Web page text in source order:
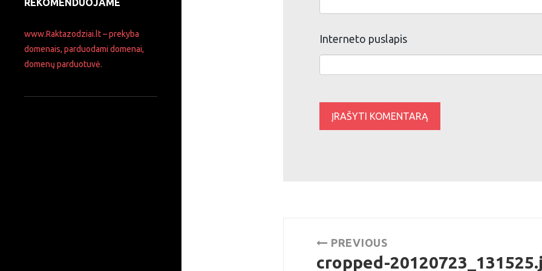
Interneto puslapis
Navigacija
tarp
PREVIOUS
Previous
cropped-
REKOMENDUOJAME
www.Raktazodziai.lt – prekyba
domenais, parduodami domenai,
domenų parduotuvė.